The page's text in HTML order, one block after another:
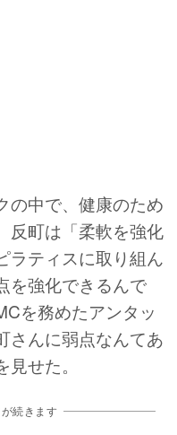
の中で、健康のため
反町は「柔軟を強化
ラティスに取り組ん
を強化できるんで
を務めたアンタッ
さんに弱点なんてあ
せた。
続きます